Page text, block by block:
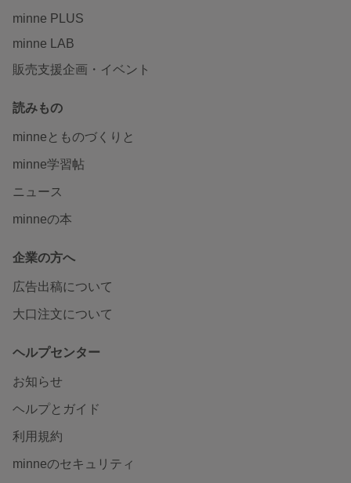
minne PLUS
minne LAB
販売支援企画・イベント
読みもの
minneとものづくりと
minne学習帖
ニュース
minneの本
企業の方へ
広告出稿について
大口注文について
ヘルプセンター
お知らせ
ヘルプとガイド
利用規約
minneのセキュリティ